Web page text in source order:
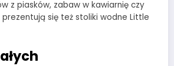
z piasków, zabaw w kawiarnię czy
prezentują się też stoliki wodne Little